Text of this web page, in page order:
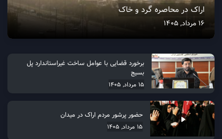
اراک در محاصره گرد و خاک
16 مرداد, 1405
برخورد قضایی با عوامل ساخت غیراستاندارد پل
بسیج
15 مرداد, 1405
حضور پرشور مردم اراک در میدان
15 مرداد, 1405